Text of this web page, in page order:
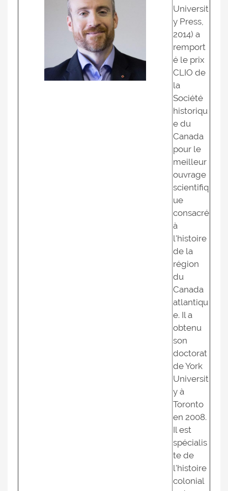
Universit
y Press,
2014) a
remport
é le prix
CLIO de
la
Société
historiqu
e du
Canada
pour le
meilleur
ouvrage
scientifiq
ue
consacré
à
l'histoire
de la
région
du
Canada
atlantiqu
e. Il a
obtenu
son
doctorat
de York
Universit
y à
Toronto
en 2008.
Il est
spécialis
te de
l'histoire
colonial